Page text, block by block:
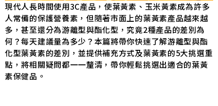
現代人長時間使用3C產品，使葉黃素、玉米黃素成為許多
人常備的保護營養素，但隨著市面上的葉黃素產品越來越
多，甚至還分為游離型與酯化型，究竟2種產品的差別為
何？每天建議量為多少？本篇將帶你快速了解游離型與酯
化型葉黃素的差別，並提供補充方式及葉黃素的5大挑選重
點，將相關疑問都一一釐清，帶你輕鬆挑選出適合的葉黃
素保健品。